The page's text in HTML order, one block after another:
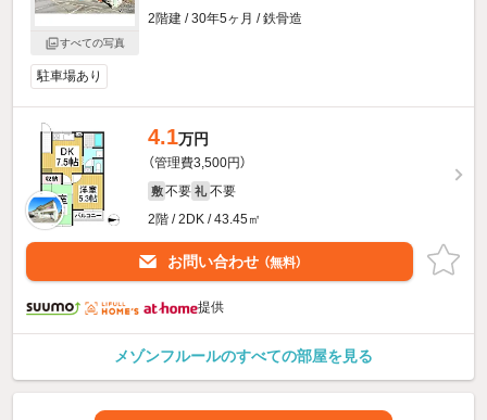
すべての写真
2階建 / 30年5ヶ月 / 鉄骨造
駐車場あり
4.1万円
（管理費3,500円）
敷 不要 礼 不要
2階 / 2DK / 43.45㎡
お問い合わせ （無料）
提供
メゾンフルールのすべての部屋を見る